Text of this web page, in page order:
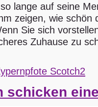
lange auf seine
zeigen, wie schön
Sie sich
Zuhause zu
Scotch2
schicken